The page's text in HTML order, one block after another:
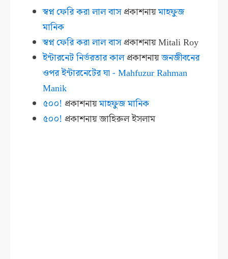
স্বপ্ন ফেরি করা লাল বাসপ্রকাশনায়মাহফুজ
মানিক
স্বপ্ন ফেরি করা লাল বাসপ্রকাশনায়Mitali Roy
ইন্টারনেট নির্ভরতার কালপ্রকাশনায়জনজীবনের
ওপর ইন্টারনেটের ঘা - Mahfuzur Rahman
Manik
৫০০! প্রকাশনায়মাহফুজ মানিক
৫০০! প্রকাশনায়জাহিরুল ইসলাম